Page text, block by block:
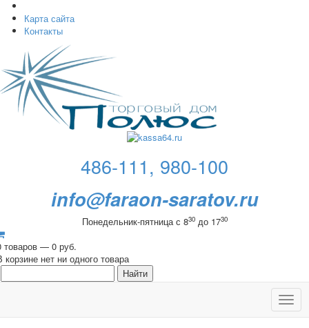
Карта сайта
Контакты
486-111, 980-100
info@faraon-saratov.ru
Понедельник-пятница с 830до 1730
товаров — 0 руб.
корзине нет ни одного товара